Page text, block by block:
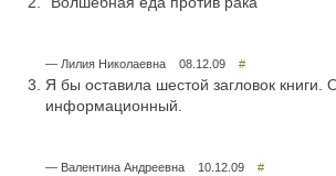
— Лилия Николаевна 08.12.09 #
Я бы оставила шестой загловок книги.
информационный.
— Валентина Андреевна 10.12.09 #